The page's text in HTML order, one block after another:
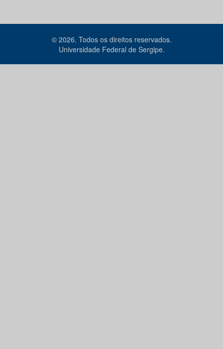
© 2026. Todos os direitos reservados.
Universidade Federal de Sergipe.